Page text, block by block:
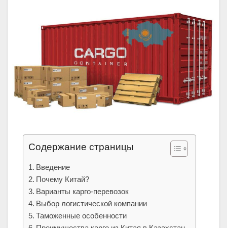
Содержание страницы
Введение
Почему Китай?
Варианты карго-перевозок
Выбор логистической компании
Таможенные особенности